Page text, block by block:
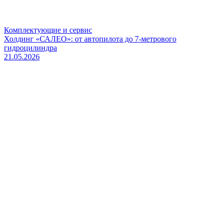
Комплектующие и сервис
Холдинг «САЛЕО»: от автопилота до 7-метрового
гидроцилиндра
21.05.2026